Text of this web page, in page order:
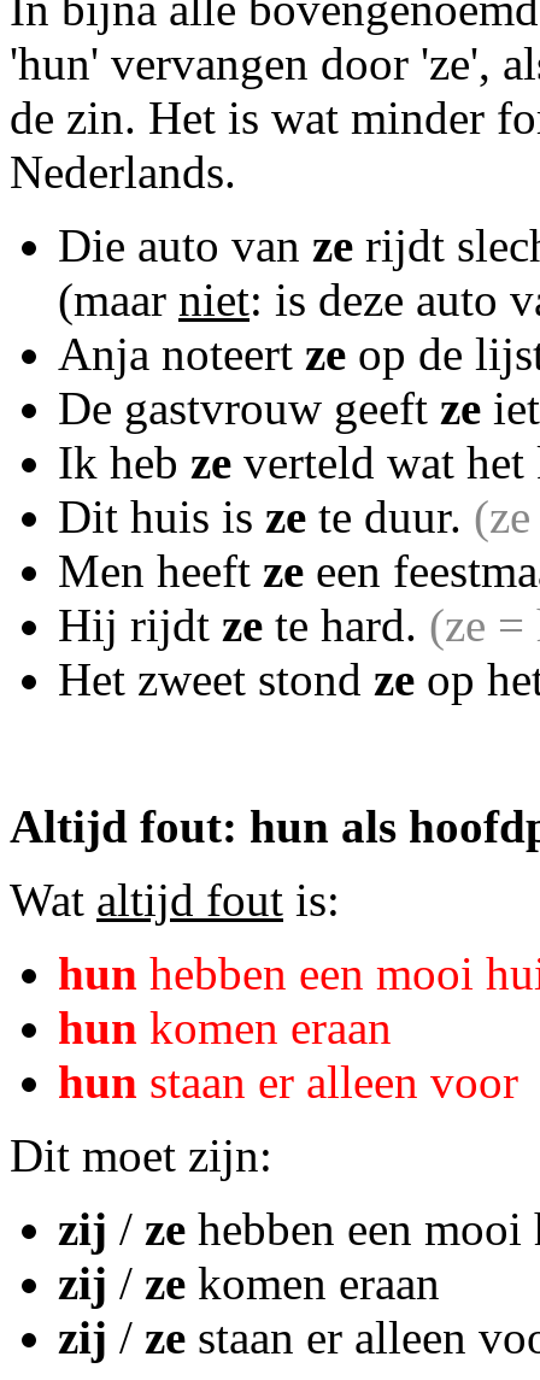
'hun' vervangen door 'ze',
de zin. Het is wat minder
Nederlands.
Die auto van ze rijdt
(maar niet: is deze auto
Anja noteert ze op de
De gastvrouw geeft ze
Ik heb ze verteld wat
Dit huis is ze te duur.
Men heeft ze een
Hij rijdt ze te hard. (ze =
Het zweet stond ze op
Altijd fout: hun als
Wat altijd fout is:
hun hebben een mooi
hun komen eraan
hun staan er alleen voor
Dit moet zijn:
zij / ze hebben een mooi
zij / ze komen eraan
zij / ze staan er alleen